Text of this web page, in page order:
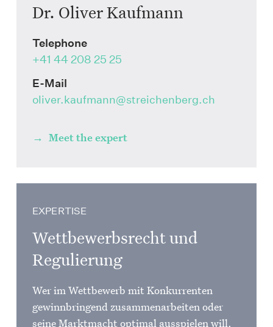
Dr. Oliver Kaufmann
Telephone
+41 44 208 25 25
E-Mail
oliver.kaufmann@streichenberg.ch
Meet the expert
EXPERTISE
Wettbewerbsrecht und
Regulierung
Wer im Wettbewerb mit Konkurrenten
gewinnbringend zusammenarbeiten oder
seine Marktmacht optimal ausspielen will,